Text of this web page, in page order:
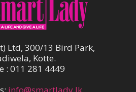
Ltd, 300/13 Bird Park,
Kotte.
: 011 281 4449